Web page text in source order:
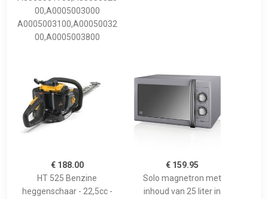
00,A0005003000
A0005003100,A00050032
00,A0005003800
€ 188.00
HT 525 Benzine
heggenschaar - 22,5cc -
€ 159.95
Solo magnetron met
inhoud van 25 liter in